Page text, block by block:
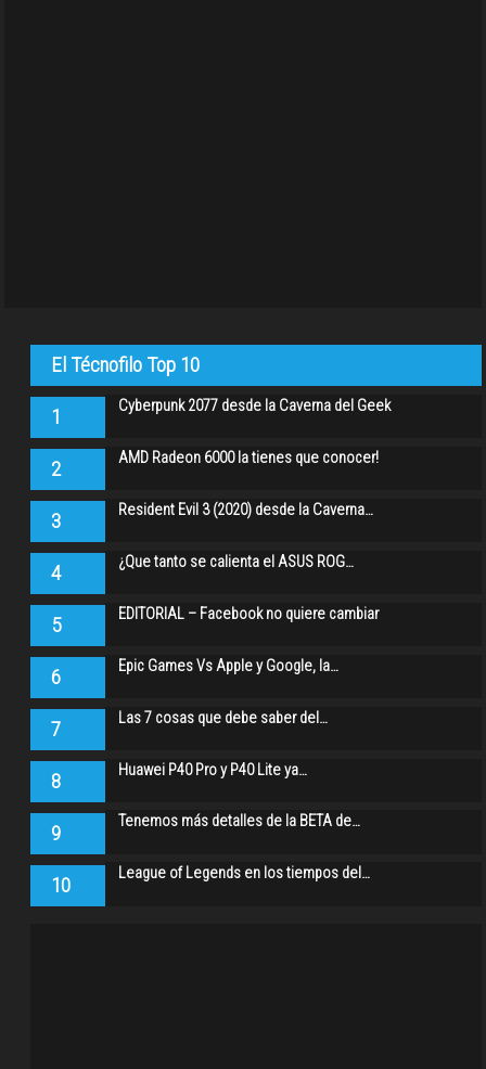
El Técnofilo Top 10
1 Cyberpunk 2077 desde la Caverna del Geek
2 AMD Radeon 6000 la tienes que conocer!
3 Resident Evil 3 (2020) desde la Caverna…
4 ¿Que tanto se calienta el ASUS ROG…
5 EDITORIAL – Facebook no quiere cambiar
6 Epic Games Vs Apple y Google, la…
7 Las 7 cosas que debe saber del…
8 Huawei P40 Pro y P40 Lite ya…
9 Tenemos más detalles de la BETA de…
10 League of Legends en los tiempos del…